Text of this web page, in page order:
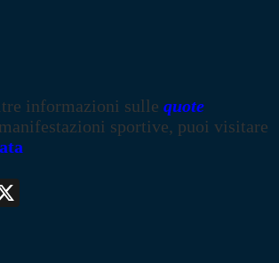
informazioni sulle quote
sportive, puoi visitare